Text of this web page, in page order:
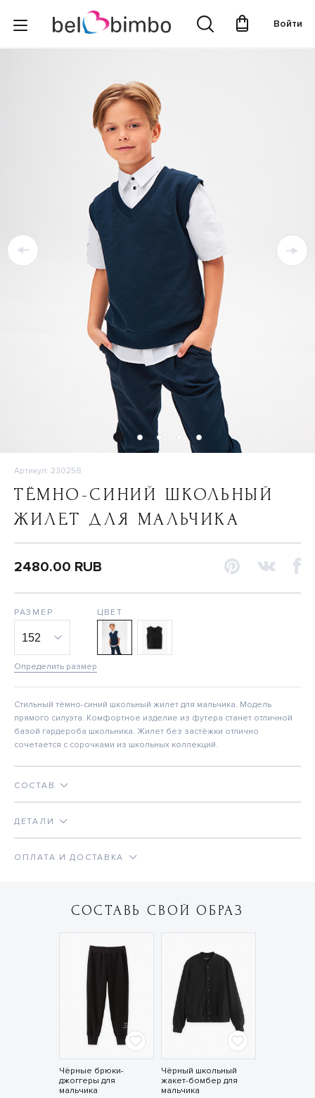
Войти
Артикул: 230258
ТЁМНО-СИНИЙ ШКОЛЬНЫЙ
ЖИЛЕТ ДЛЯ МАЛЬЧИКА
2480.00 RUB
РАЗМЕР
Определить размер
ЦВЕТ
Стильный тёмно-синий школьный жилет для мальчика. Модель
прямого силуэта. Комфортное изделие из футера станет отличной
базой гардероба школьника. Жилет без застёжки отлично
сочетается с сорочками из школьных коллекций.
СОСТАВ
ДЕТАЛИ
ОПЛАТА И ДОСТАВКА
СОСТАВЬ СВОЙ ОБРАЗ
Чёрные брюки-
джоггеры для
мальчика
Чёрный школьный
жакет-бомбер для
мальчика